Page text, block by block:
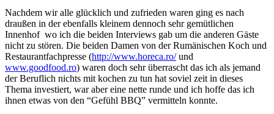
Nachdem wir alle glücklich und zufrieden waren ging es nach
draußen in der ebenfalls kleinem dennoch sehr gemütlichen
Innenhof wo ich die beiden Interviews gab um die anderen Gäste
nicht zu stören. Die beiden Damen von der Rumänischen Koch und
Restaurantfachpresse (http://www.horeca.ro/und
www.goodfood.ro) waren doch sehr überrascht das ich als jemand
der Beruflich nichts mit kochen zu tun hat soviel zeit in dieses
Thema investiert, war aber eine nette runde und ich hoffe das ich
ihnen etwas von den “Gefühl BBQ” vermitteln konnte.